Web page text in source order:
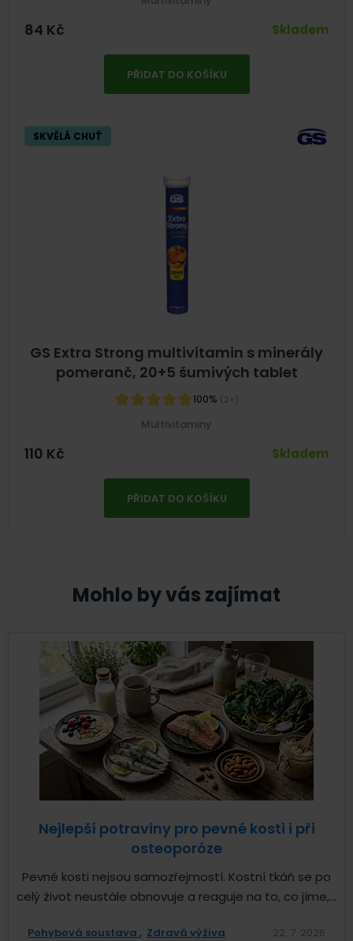
84 Kč Skladem
PŘIDAT DO KOŠÍKU
GS Extra Strong multivitamin s minerály
pomeranč, 20+5 šumivých tablet
100% (2×)
SKVĚLÁ CHUŤ
Multivitaminy
110 Kč Skladem
PŘIDAT DO KOŠÍKU
Mohlo by vás zajímat
Nejlepší potraviny pro pevné kosti i při
osteoporóze
Pevné kosti nejsou samozřejmostí. Kostní tkáň se po
celý život neustále obnovuje a reaguje na to, co jíme,...
Pohybová soustava Zdravá výživa 22. 7. 2026